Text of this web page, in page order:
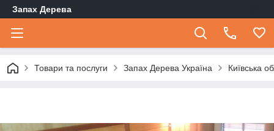
Запах Дерева
Товари та послуги Запах Дерева Україна Київська